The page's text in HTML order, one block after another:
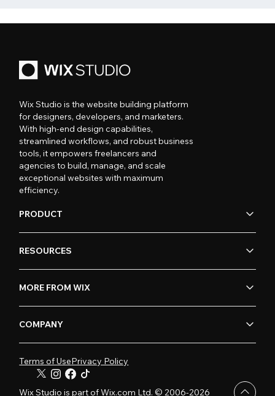
Wix Studio is the website building platform
for designers, developers, and marketers.
With high-end design capabilities,
streamlined workflows, and robust business
tools, it empowers freelancers and
agencies to build, manage, and scale
exceptional websites with maximum
efficiency.
PRODUCT
RESOURCES
MORE FROM WIX
COMPANY
Terms of UsePrivacy Policy
Wix Studio is part of Wix.com Ltd. © 2006-2026